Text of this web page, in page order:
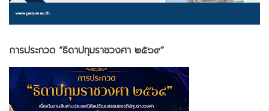
การประกวด “ธิดาปทุมราชวงศา ๒๕๖๙”